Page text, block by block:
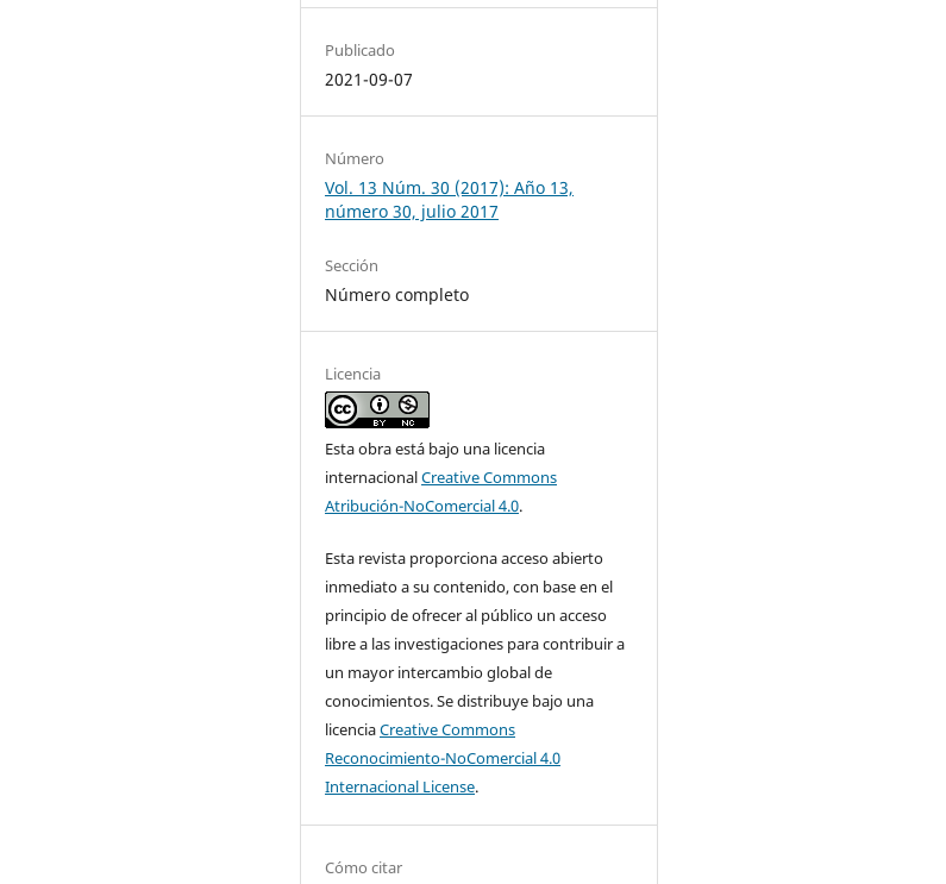
Publicado
2021-09-07
Número
Vol. 13 Núm. 30 (2017): Año 13,
número 30, julio 2017
Sección
Número completo
Licencia
Esta obra está bajo una licencia
internacionalCreative Commons
Atribución-NoComercial 4.0.
Esta revista proporciona acceso abierto
inmediato a su contenido, con base en el
principio de ofrecer al público un acceso
libre a las investigaciones para contribuir a
un mayor intercambio global de
conocimientos. Se distribuye bajo una
licenciaCreative Commons
Reconocimiento-NoComercial 4.0
Internacional License.
Cómo citar